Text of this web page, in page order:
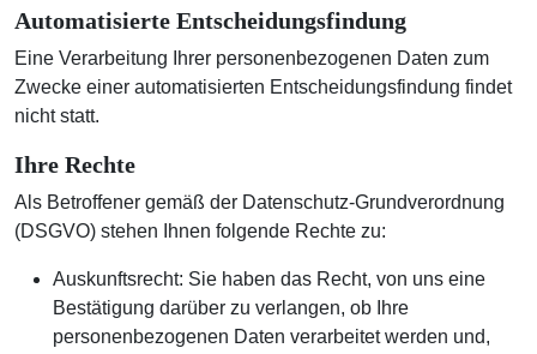
Automatisierte Entscheidungsfindung
Eine Verarbeitung Ihrer personenbezogenen Daten zum
Zwecke einer automatisierten Entscheidungsfindung findet
nicht statt.
Ihre Rechte
Als Betroffener gemäß der Datenschutz-Grundverordnung
(DSGVO) stehen Ihnen folgende Rechte zu:
Auskunftsrecht: Sie haben das Recht, von uns eine
Bestätigung darüber zu verlangen, ob Ihre
personenbezogenen Daten verarbeitet werden und,